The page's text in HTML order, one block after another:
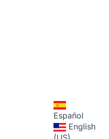
Español
English